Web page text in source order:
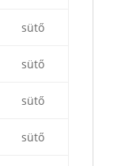
sütő
sütő
sütő
sütő